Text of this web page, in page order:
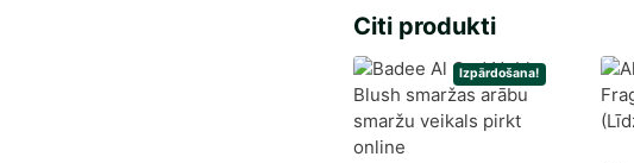
Citi produkti
Izpārdošana!